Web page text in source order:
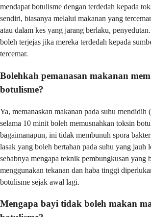
mendapat botulisme dengan terdedah kepada
sendiri, biasanya melalui makanan yang
atau dalam kes yang jarang berlaku,
boleh terjejas jika mereka terdedah kepada
tercemar.
Bolehkah pemanasan makanan
botulisme?
Ya, memanaskan makanan pada suhu mendidih
selama 10 minit boleh memusnahkan toksin
bagaimanapun, ini tidak membunuh spora
lasak yang boleh bertahan pada suhu yang jauh
sebabnya mengapa teknik pembungkusan yang
menggunakan tekanan dan haba tinggi
botulisme sejak awal lagi.
Mengapa bayi tidak boleh makan